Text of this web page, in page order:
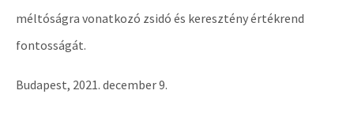
méltóságra vonatkozó zsidó és keresztény értékrend
fontosságát.
Budapest, 2021. december 9.